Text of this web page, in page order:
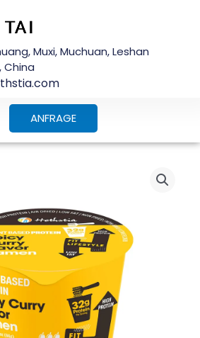
Muxi, Muchuan, Leshan
China
ANFRAGE